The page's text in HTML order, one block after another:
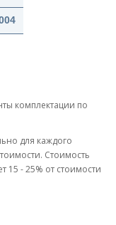
комплектации по
для каждого
Стоимость
15 - 25% от стоимости